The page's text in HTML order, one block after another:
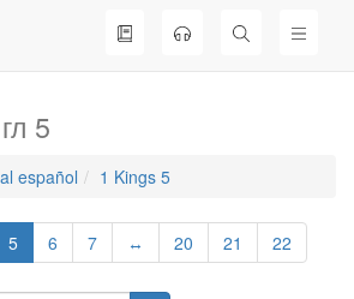
гл 5
español 1 Kings 5
5 6 7 ↔ 20 21 22